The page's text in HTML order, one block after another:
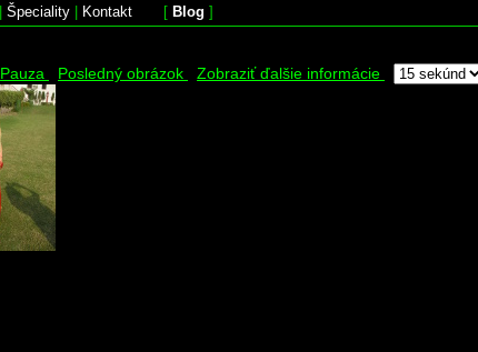
Špeciality Kontakt [ Blog ]
Pauza Posledný obrázok Zobraziť ďalšie informácie